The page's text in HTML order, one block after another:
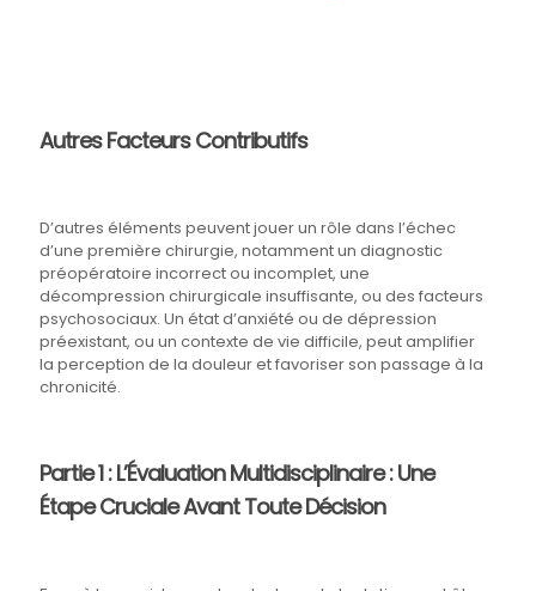
Autres Facteurs Contributifs
D’autres éléments peuvent jouer un rôle dans l’échec
d’une première chirurgie, notamment un diagnostic
préopératoire incorrect ou incomplet, une
décompression chirurgicale insuffisante, ou des facteurs
psychosociaux. Un état d’anxiété ou de dépression
préexistant, ou un contexte de vie difficile, peut amplifier
la perception de la douleur et favoriser son passage à la
chronicité.
Partie 1 : L’Évaluation Multidisciplinaire : Une
Étape Cruciale Avant Toute Décision